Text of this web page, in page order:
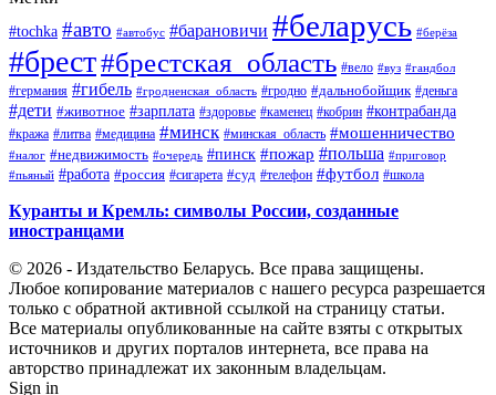
#tochka #авто #автобус #барановичи #беларусь #берёза
#брест#брестская_область #вело #вуз #гандбол
#германия #гибель #гродненская_область #гродно #дальнобойщик #деньга
#дети #животное #зарплата #здоровье #каменец #кобрин #контрабанда
#кража #литва #медицина #минск #минская_область #мошенничество
#налог #недвижимость #очередь #пинск #пожар #польша #приговор
#пьяный #работа #россия #сигарета #суд #телефон #футбол #школа
Куранты и Кремль: символы России, созданные
иностранцами
© 2026 - Издательство Беларусь. Все права защищены.
Любое копирование материалов с нашего ресурса разрешается
только с обратной активной ссылкой на страницу статьи.
Все материалы опубликованные на сайте взяты с открытых
источников и других порталов интернета, все права на
авторство принадлежат их законным владельцам.
Sign in